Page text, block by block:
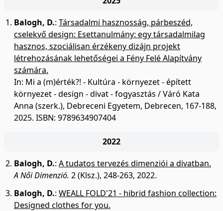
Balogh, D.: Társadalmi hasznosság, párbeszéd,
cselekvő design: Esettanulmány: egy társadalmilag
hasznos, szociálisan érzékeny dizájn projekt
létrehozásának lehetőségei a Fény Felé Alapítvány
számára.
In: Mi a (m)érték?! - Kultúra - környezet - épített
környezet - design - divat - fogyasztás / Váró Kata
Anna (szerk.), Debreceni Egyetem, Debrecen, 167-188,
2025. ISBN: 9789634907404
2022
Balogh, D.: A tudatos tervezés dimenziói a divatban.
A Női Dimenzió. 2 (Klsz.), 248-263, 2022.
Balogh, D.: WEALL FOLD'21 - hibrid fashion collection:
Designed clothes for you.